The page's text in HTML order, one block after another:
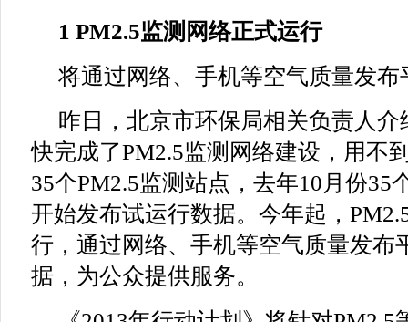
1 PM2.5监测网络正式运行
将通过网络、手机等空气质量发
昨日，北京市环保局相关负责人介
快完成了PM2.5监测网络建设，用不
35个PM2.5监测站点，去年10月份35
开始发布试运行数据。今年起，
行，通过网络、手机等空气质量发布
据，为公众提供服务。